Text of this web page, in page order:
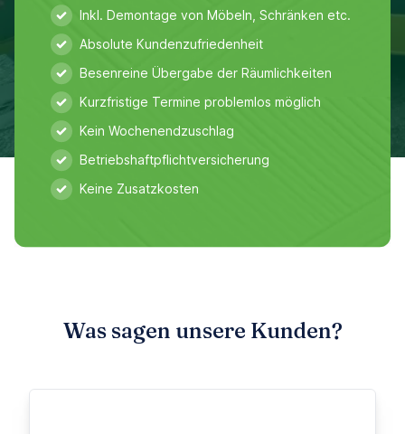
Inkl. Demontage von Möbeln, Schränken etc.
Absolute Kundenzufriedenheit
Besenreine Übergabe der Räumlichkeiten
Kurzfristige Termine problemlos möglich
Kein Wochenendzuschlag
Betriebshaftpflichtversicherung
Keine Zusatzkosten
Was sagen unsere Kunden?